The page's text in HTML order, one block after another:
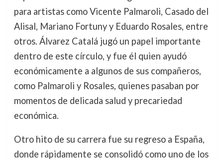
para artistas como Vicente Palmaroli, Casado del
Alisal, Mariano Fortuny y Eduardo Rosales, entre
otros. Álvarez Catalá jugó un papel importante
dentro de este círculo, y fue él quien ayudó
económicamente a algunos de sus compañeros,
como Palmaroli y Rosales, quienes pasaban por
momentos de delicada salud y precariedad
económica.
Otro hito de su carrera fue su regreso a España,
donde rápidamente se consolidó como uno de los